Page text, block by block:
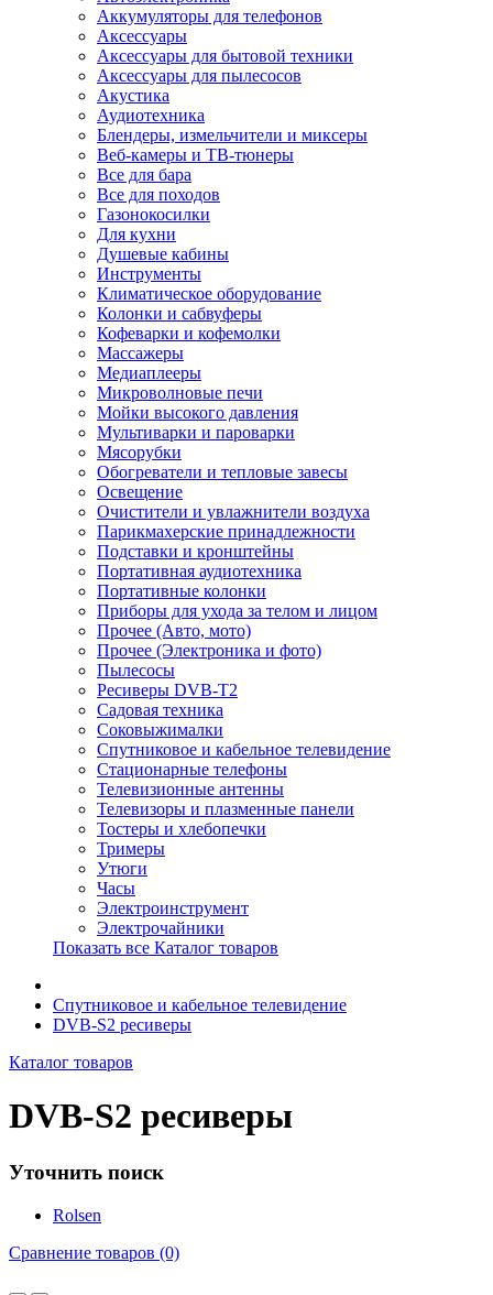
Аккумуляторы для телефонов
Аксессуары
Аксессуары для бытовой техники
Аксессуары для пылесосов
Акустика
Аудиотехника
Блендеры, измельчители и миксеры
Веб-камеры и ТВ-тюнеры
Все для бара
Все для походов
Газонокосилки
Для кухни
Душевые кабины
Инструменты
Климатическое оборудование
Колонки и сабвуферы
Кофеварки и кофемолки
Массажеры
Медиаплееры
Микроволновые печи
Мойки высокого давления
Мультиварки и пароварки
Мясорубки
Обогреватели и тепловые завесы
Освещение
Очистители и увлажнители воздуха
Парикмахерские принадлежности
Подставки и кронштейны
Портативная аудиотехника
Портативные колонки
Приборы для ухода за телом и лицом
Прочее (Авто, мото)
Прочее (Электроника и фото)
Пылесосы
Ресиверы DVB-T2
Садовая техника
Соковыжималки
Спутниковое и кабельное телевидение
Стационарные телефоны
Телевизионные антенны
Телевизоры и плазменные панели
Тостеры и хлебопечки
Тримеры
Утюги
Часы
Электроинструмент
Электрочайники
Показать все Каталог товаров
Спутниковое и кабельное телевидение
DVB-S2 ресиверы
Каталог товаров
DVB-S2 ресиверы
Уточнить поиск
Rolsen
Сравнение товаров (0)